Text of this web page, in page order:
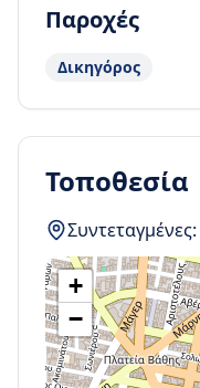
Παροχές
Δικηγόρος
Τοποθεσία
Συντεταγμένες:
+
−